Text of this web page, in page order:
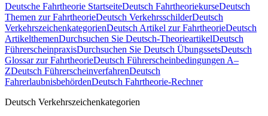
Deutsche Fahrtheorie StartseiteDeutsch FahrtheoriekurseDeutsch
Themen zur FahrtheorieDeutsch VerkehrsschilderDeutsch
VerkehrszeichenkategorienDeutsch Artikel zur FahrtheorieDeutsch
ArtikelthemenDurchsuchen Sie Deutsch-TheorieartikelDeutsch
FührerscheinpraxisDurchsuchen Sie Deutsch ÜbungssetsDeutsch
Glossar zur FahrtheorieDeutsch Führerscheinbedingungen A–
ZDeutsch FührerscheinverfahrenDeutsch
FahrerlaubnisbehördenDeutsch Fahrtheorie-Rechner
Deutsch Verkehrszeichenkategorien